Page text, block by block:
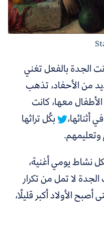
الجدة بالفعل تغني
من الأحفاد، تذهب
معها، كانت
بكُل تراثها
نشاط يومي أغنية،
لا تمل من تكرار
الأولاد أكبر قليلًا،